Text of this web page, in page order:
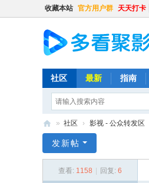
收藏本站 官方用户群 天天打卡
社区 最新 指南
看
» 社区 › 影视 - 公众转发区
发新帖
查看: 1158 回复: 6